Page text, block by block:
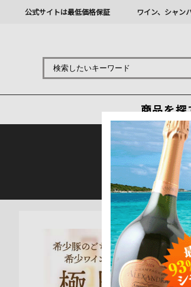
公式サイトは最低価格保証 ワイン、シャン
商品を探
熊本地